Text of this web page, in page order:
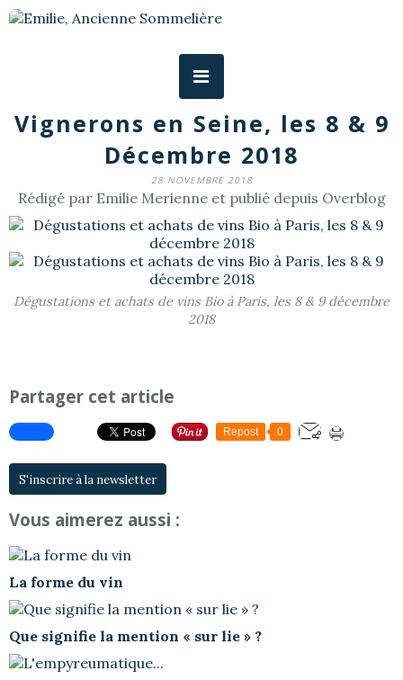
Vignerons en Seine, les 8 & 9
Décembre 2018
28 NOVEMBRE 2018
Rédigé par Emilie Merienne et publié depuis Overblog
Dégustations et achats de vins Bio à Paris, les 8 & 9 décembre
2018
Partager cet article
Repost 0
S'inscrire à la newsletter
Vous aimerez aussi :
La forme du vin
Que signifie la mention « sur lie » ?